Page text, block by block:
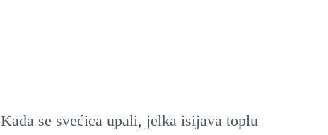
se svećica upali, jelka isijava toplu